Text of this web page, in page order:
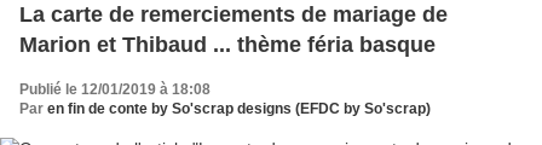
La carte de remerciements de mariage de
Marion et Thibaud ... thème féria basque
Publié le 12/01/2019 à 18:08
Par en fin de conte by So'scrap designs (EFDC by So'scrap)